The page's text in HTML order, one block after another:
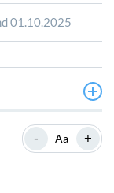
01.10.2025
- Aa +